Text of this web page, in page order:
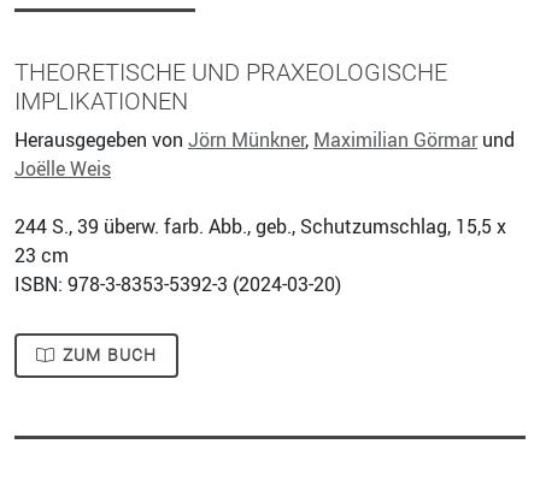
THEORETISCHE UND PRAXEOLOGISCHE
IMPLIKATIONEN
Herausgegeben von Jörn Münkner, Maximilian Görmarund
Joëlle Weis
244 S., 39 überw. farb. Abb., geb., Schutzumschlag, 15,5 x
23 cm
ISBN: 978-3-8353-5392-3 (2024-03-20)
ZUM BUCH